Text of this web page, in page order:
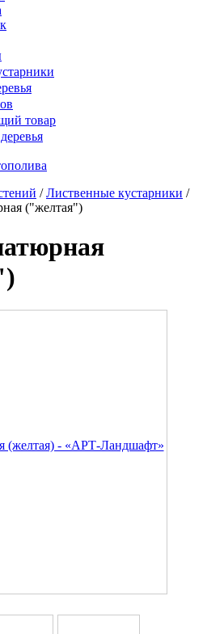
товар
/Лиственные кустарники /
("желтая")